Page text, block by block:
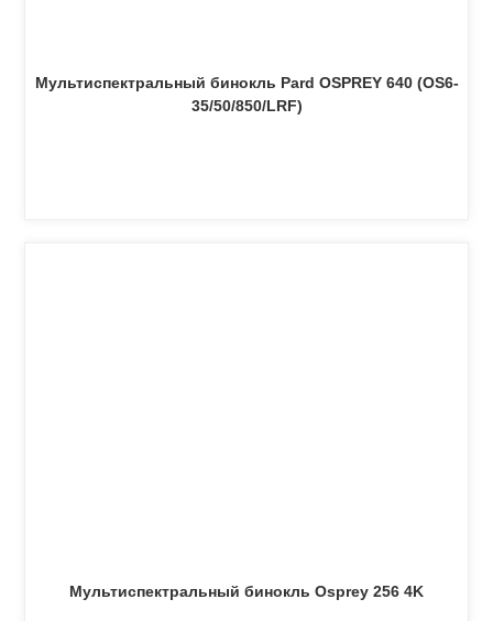
Мультиспектральный бинокль Pard OSPREY 640 (OS6-
35/50/850/LRF)
Мультиспектральный бинокль Osprey 256 4K